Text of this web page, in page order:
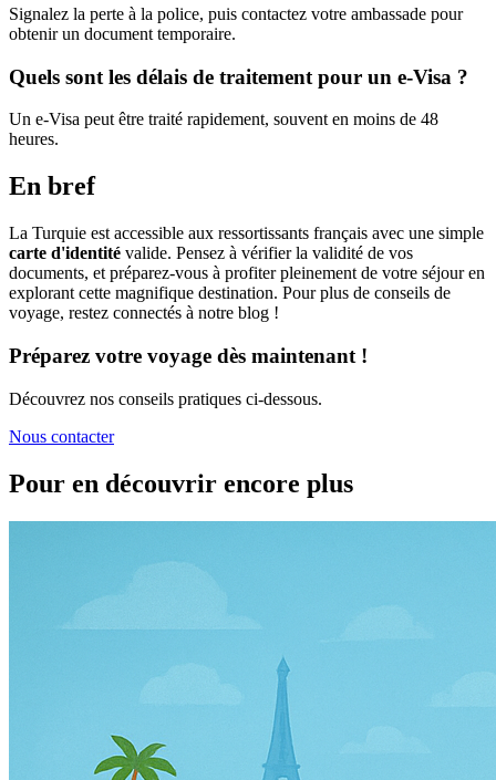
Signalez la perte à la police, puis contactez votre ambassade pour
obtenir un document temporaire.
Quels sont les délais de traitement pour un e-Visa ?
Un e-Visa peut être traité rapidement, souvent en moins de 48
heures.
En bref
La Turquie est accessible aux ressortissants français avec une simple
carte d'identité valide. Pensez à vérifier la validité de vos
documents, et préparez-vous à profiter pleinement de votre séjour en
explorant cette magnifique destination. Pour plus de conseils de
voyage, restez connectés à notre blog !
Préparez votre voyage dès maintenant !
Découvrez nos conseils pratiques ci-dessous.
Nous contacter
Pour en découvrir encore plus